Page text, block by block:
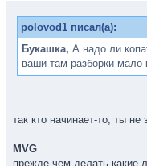
polovod1 писал(а):
Букашка, А надо ли
ваши там разборки
так кто начинает-то, ты
MVG
прежде чем делать какие